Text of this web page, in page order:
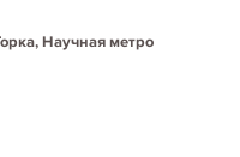
Научная метро